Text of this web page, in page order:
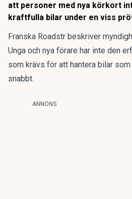
att personer med nya körkort
kraftfulla bilar under en viss
Franska Roadstr beskriver
Unga och nya förare har inte den
som krävs för att hantera bilar
snabbt.
ANNONS